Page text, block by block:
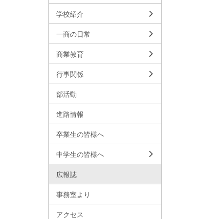
学校紹介
一商の日常
商業教育
行事関係
部活動
進路情報
卒業生の皆様へ
中学生の皆様へ
広報誌
事務室より
アクセス